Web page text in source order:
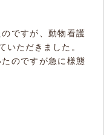
ですが、動物看護
いただきました。
のですが急に様態